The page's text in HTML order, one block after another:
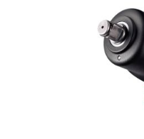
Добавить в